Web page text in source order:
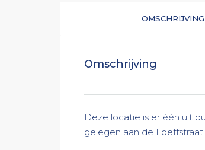
OMSCHRIJVING
Omschrijving
Deze locatie is er één uit
gelegen aan de